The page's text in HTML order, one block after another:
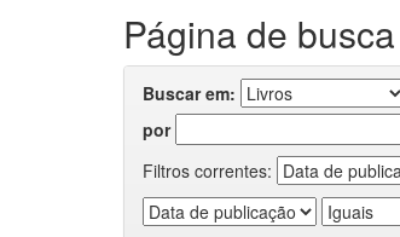
Página de busca
Buscar em:
por
Filtros correntes: